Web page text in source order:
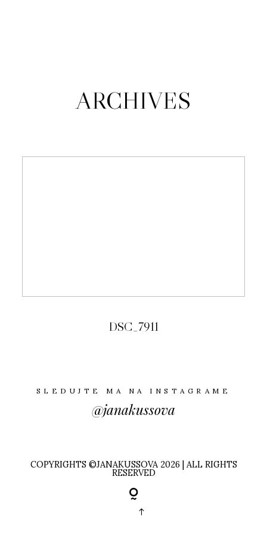
KONTAKT
ARCHIVES
DSC_7911
SLEDUJTE MA NA INSTAGRAME
@janakussova
COPYRIGHTS ©JANAKUSSOVA 2026 | ALL RIGHTS
RESERVED